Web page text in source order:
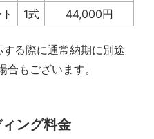
1式 44,000円
る際に通常納期に別途
もございます。
ング料金